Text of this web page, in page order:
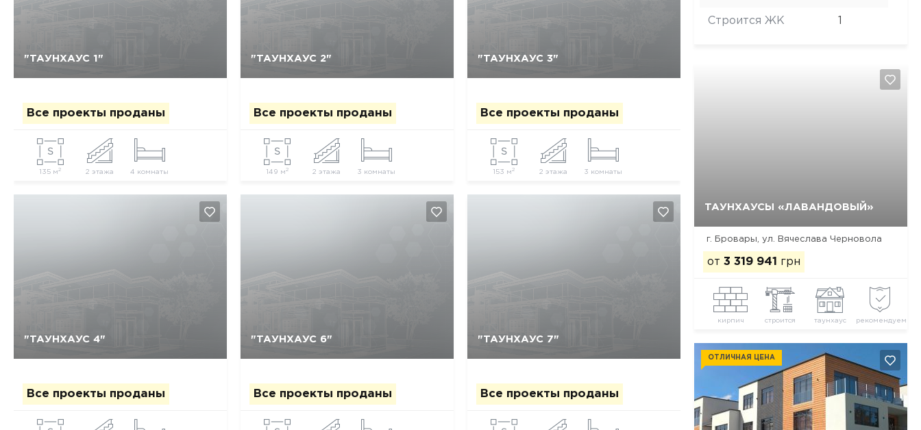
"ТАУНХАУС 1"
Все проекты проданы
135 м2 2 этажа 4 комнаты
Да, удалить "ТАУНХАУС 2"
Все проекты проданы
149 м2 2 этажа 3 комнаты
Да, удалить "ТАУНХАУС 3"
Все проекты проданы
153 м2 2 этажа 3 комнаты
Да, удалить
"ТАУНХАУС 4"
Все проекты проданы
Да, удалить "ТАУНХАУС 6"
Все проекты проданы
Да, удалить "ТАУНХАУС 7"
Все проекты проданы
Да, удалить
Строится ЖК
ТАУНХАУСЫ «ЛАВАНДОВЫЙ»
г. Бровары, ул. Вячеслава Черновола
от 3 319 941 грн
кирпич строится таунхаус рекомендуем
Да, удалить Отмена
ОТЛИЧНАЯ ЦЕНА